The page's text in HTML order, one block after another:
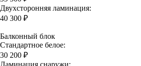
Двухсторонняя ламинация:
40 300 ₽
Балконный блок
Стандартное белое:
30 200 ₽